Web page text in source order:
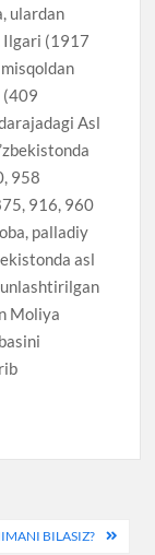
ulardan
Ilgari (1917
(409
Asl
958
916, 960
palladiy
asl
Moliya
BILASIZ?